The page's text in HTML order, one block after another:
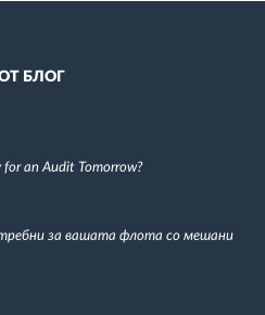
БЛОГ
for an Audit Tomorrow?
за вашата флота со мешани